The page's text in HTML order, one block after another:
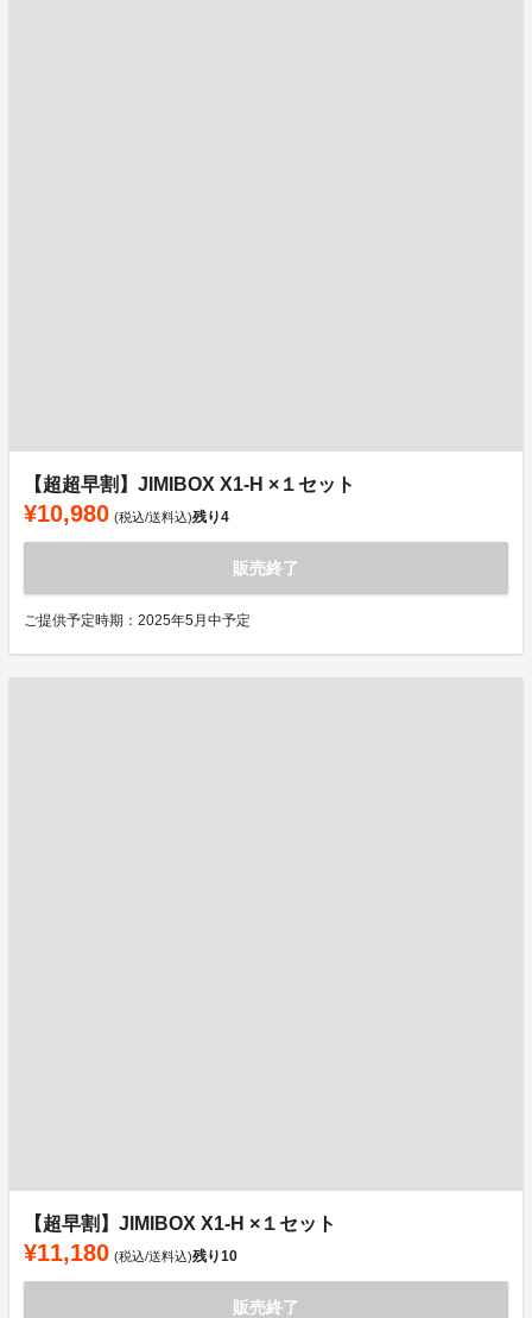
【超超早割】JIMIBOX X1-H ×１セット
¥10,980 (税込/送料込)残り4
販売終了
ご提供予定時期：2025年5月中予定
【超早割】JIMIBOX X1-H ×１セット
¥11,180 (税込/送料込)残り10
販売終了